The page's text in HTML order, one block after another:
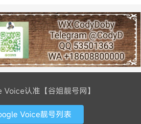
Voice认准【谷姐靓号网】
Voice靓号列表